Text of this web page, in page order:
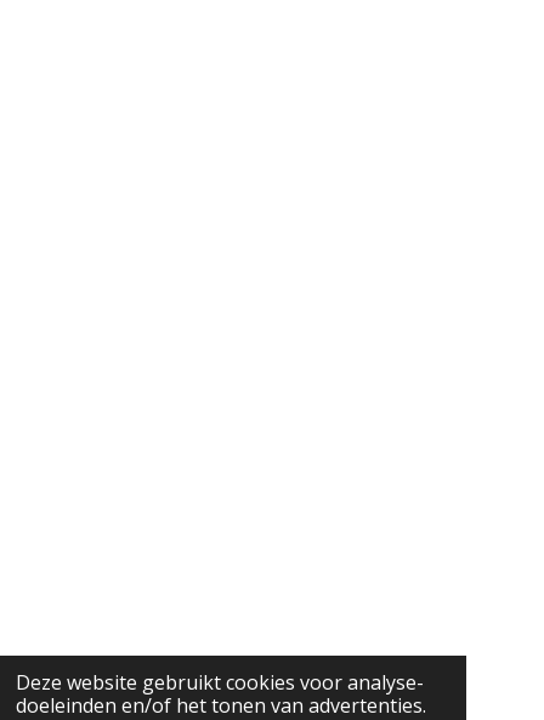
Deze website gebruikt cookies voor analyse-
doeleinden en/of het tonen van advertenties.